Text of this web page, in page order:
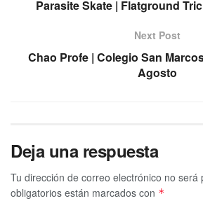
Parasite Skate | Flatground
Next Post
Chao Profe | Colegio San
Agosto
Deja una respuesta
Tu dirección de correo electrónico no será
obligatorios están marcados con *